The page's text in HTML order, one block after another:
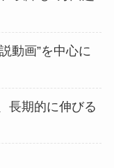
動画”を中心に
長期的に伸びる